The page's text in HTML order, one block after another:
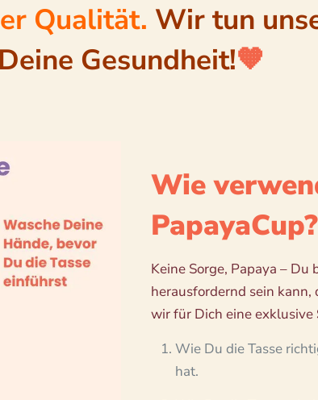
Qualität. Wir tun
Deine Gesundheit!🧡
Wie
PapayaCup?
Keine Sorge, Papaya –
herausfordernd sein kann,
wir für Dich eine exklusive
Wie Du die Tasse
hat.